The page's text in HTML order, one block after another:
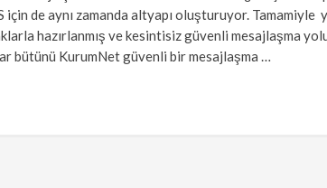
için de aynı zamanda altyapı oluşturuyor. Tamamiyle
hazırlanmış ve kesintisiz güvenli mesajlaşma
bütünü KurumNet güvenli bir mesajlaşma …